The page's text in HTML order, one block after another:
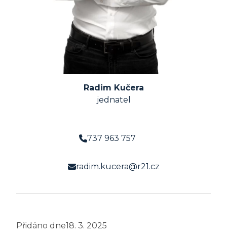
Radim Kučera
jednatel
737 963 757
radim.kucera@r21.cz
Přidáno dne18. 3. 2025